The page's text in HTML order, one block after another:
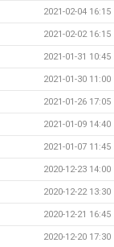
2021-02-04 16:15
2021-02-02 16:15
2021-01-31 10:45
2021-01-30 11:00
2021-01-26 17:05
2021-01-09 14:40
2021-01-07 11:45
2020-12-23 14:00
2020-12-22 13:30
2020-12-21 16:45
2020-12-20 17:30